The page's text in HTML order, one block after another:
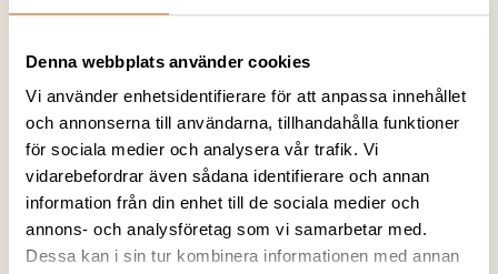
Denna webbplats använder cookies
Vi använder enhetsidentifierare för att anpassa innehållet
och annonserna till användarna, tillhandahålla funktioner
för sociala medier och analysera vår trafik. Vi
vidarebefordrar även sådana identifierare och annan
information från din enhet till de sociala medier och
annons- och analysföretag som vi samarbetar med.
Dessa kan i sin tur kombinera informationen med annan
Paket – Herrgårdsgolfen med
övernattning
✔️ 1 NATT
Paket2 995/per person
2 tävlingar med fina prisbord